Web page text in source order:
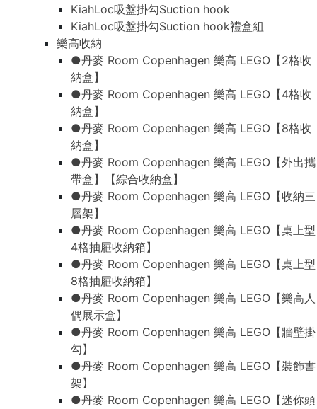
KiahLoc吸盤掛勾Suction hook
KiahLoc吸盤掛勾Suction hook禮盒組
樂高收納
●丹麥 Room Copenhagen 樂高 LEGO【2格收
納盒】
●丹麥 Room Copenhagen 樂高 LEGO【4格收
納盒】
●丹麥 Room Copenhagen 樂高 LEGO【8格收
納盒】
●丹麥 Room Copenhagen 樂高 LEGO【外出攜
帶盒】【綜合收納盒】
●丹麥 Room Copenhagen 樂高 LEGO【收納三
層架】
●丹麥 Room Copenhagen 樂高 LEGO【桌上型
4格抽屜收納箱】
●丹麥 Room Copenhagen 樂高 LEGO【桌上型
8格抽屜收納箱】
●丹麥 Room Copenhagen 樂高 LEGO【樂高人
偶展示盒】
●丹麥 Room Copenhagen 樂高 LEGO【牆壁掛
勾】
●丹麥 Room Copenhagen 樂高 LEGO【裝飾書
架】
●丹麥 Room Copenhagen 樂高 LEGO【迷你頭